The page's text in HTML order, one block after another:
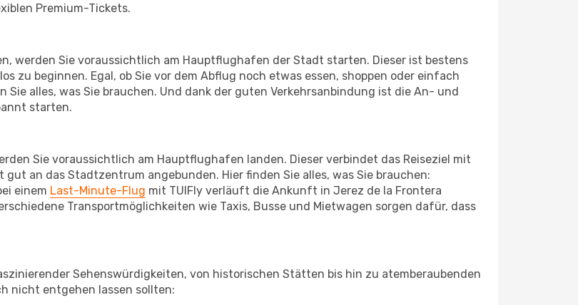
Premium-Tickets.
werden Sie voraussichtlich am Hauptflughafen der Stadt starten. Dieser ist bestens
zu beginnen. Egal, ob Sie vor dem Abflug noch etwas essen, shoppen oder einfach
alles, was Sie brauchen. Und dank der guten Verkehrsanbindung ist die An- und
starten.
Sie voraussichtlich am Hauptflughafen landen. Dieser verbindet das Reiseziel mit
an das Stadtzentrum angebunden. Hier finden Sie alles, was Sie brauchen:
einem Last-Minute-Flug mit TUIFly verläuft die Ankunft in Jerez de la Frontera
Transportmöglichkeiten wie Taxis, Busse und Mietwagen sorgen dafür, dass
Sehenswürdigkeiten, von historischen Stätten bis hin zu atemberaubenden
nicht entgehen lassen sollten: